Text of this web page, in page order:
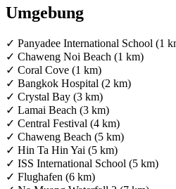
Umgebung
✓ Panyadee International School (1
✓ Chaweng Noi Beach (1 km)
✓ Coral Cove (1 km)
✓ Bangkok Hospital (2 km)
✓ Crystal Bay (3 km)
✓ Lamai Beach (3 km)
✓ Central Festival (4 km)
✓ Chaweng Beach (5 km)
✓ Hin Ta Hin Yai (5 km)
✓ ISS International School (5 km)
✓ Flughafen (6 km)